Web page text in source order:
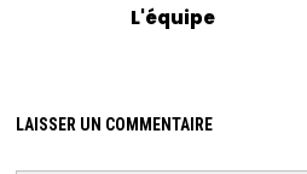
L'équipe
LAISSER UN COMMENTAIRE